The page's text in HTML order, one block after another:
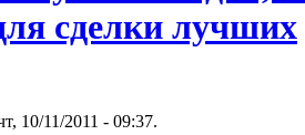
сделки лучших
10/11/2011 - 09:37.